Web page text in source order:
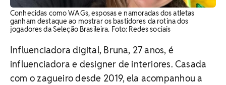
Conhecidas como WAGs, esposas e namoradas dos atletas
ganham destaque ao mostrar os bastidores da rotina dos
jogadores da Seleção Brasileira. Foto: Redes sociais
Influenciadora digital, Bruna, 27 anos, é
influenciadora e designer de interiores. Casada
com o zagueiro desde 2019, ela acompanhou a